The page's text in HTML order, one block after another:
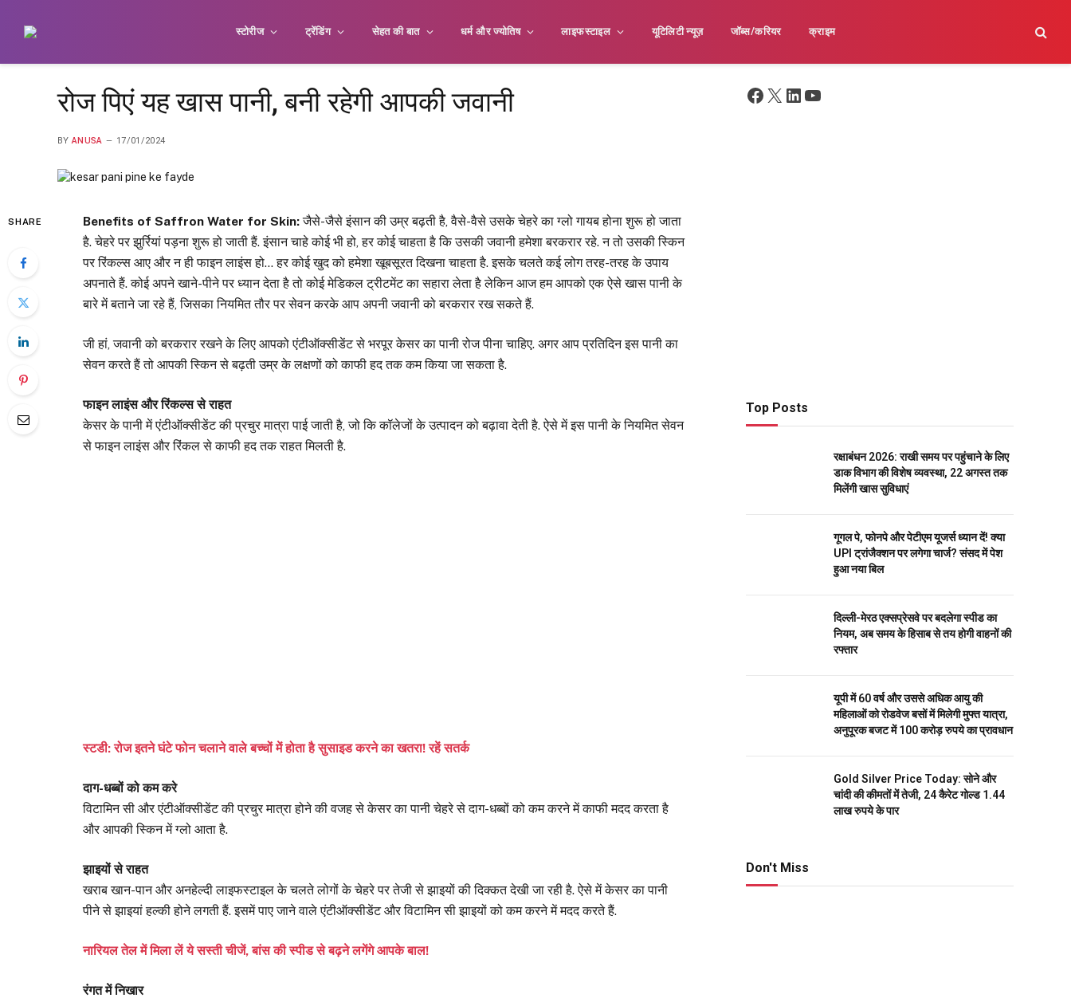
स्टोरीज ट्रेंडिंग सेहत की बात धर्म और ज्योतिष लाइफस्टाइल यूटिलिटी न्यूज़ जॉब्स/करियर क्राइम
रोज पिएं यह खास पानी, बनी रहेगी आपकी जवानी
BY ANUSA 17/01/2024
SHARE Benefits of Saffron Water for Skin:जैसे-जैसे इंसान की उम्र बढ़ती है, वैसे-वैसे उसके चेहरे का ग्लो गायब होना शुरू हो जाता
है. चेहरे पर झुर्रियां पड़ना शुरू हो जाती हैं. इंसान चाहे कोई भी हो, हर कोई चाहता है कि उसकी जवानी हमेशा बरकरार रहे. न तो उसकी स्किन
पर रिंकल्स आए और न ही फाइन लाइंस हो… हर कोई खुद को हमेशा खूबसूरत दिखना चाहता है. इसके चलते कई लोग तरह-तरह के उपाय
अपनाते हैं. कोई अपने खाने-पीने पर ध्यान देता है तो कोई मेडिकल ट्रीटमेंट का सहारा लेता है लेकिन आज हम आपको एक ऐसे खास पानी के
बारे में बताने जा रहे हैं, जिसका नियमित तौर पर सेवन करके आप अपनी जवानी को बरकरार रख सकते हैं.
जी हां, जवानी को बरकरार रखने के लिए आपको एंटीऑक्सीडेंट से भरपूर केसर का पानी रोज पीना चाहिए. अगर आप प्रतिदिन इस पानी का
सेवन करते हैं तो आपकी स्किन से बढ़ती उम्र के लक्षणों को काफी हद तक कम किया जा सकता है.
फाइन लाइंस और रिंकल्स से राहत
केसर के पानी में एंटीऑक्सीडेंट की प्रचुर मात्रा पाई जाती है, जो कि कॉलेजों के उत्पादन को बढ़ावा देती है. ऐसे में इस पानी के नियमित सेवन
से फाइन लाइंस और रिंकल से काफी हद तक राहत मिलती है.
स्टडी: रोज इतने घंटे फोन चलाने वाले बच्चों में होता है सुसाइड करने का खतरा! रहें सतर्क
दाग-धब्बों को कम करे
विटामिन सी और एंटीऑक्सीडेंट की प्रचुर मात्रा होने की वजह से केसर का पानी चेहरे से दाग-धब्बों को कम करने में काफी मदद करता है
और आपकी स्किन में ग्लो आता है.
झाइयों से राहत
खराब खान-पान और अनहेल्दी लाइफस्टाइल के चलते लोगों के चेहरे पर तेजी से झाइयों की दिक्कत देखी जा रही है. ऐसे में केसर का पानी
पीने से झाइयां हल्की होने लगती हैं. इसमें पाए जाने वाले एंटीऑक्सीडेंट और विटामिन सी झाइयों को कम करने में मदद करते हैं.
नारियल तेल में मिला लें ये सस्ती चीजें, बांस की स्पीड से बढ़ने लगेंगे आपके बाल!
रंगत में निखार
Facebook
X LinkedIn
YouTube
Top Posts
रक्षाबंधन 2026: राखी समय पर पहुंचाने के लिए
डाक विभाग की विशेष व्यवस्था, 22 अगस्त तक
मिलेंगी खास सुविधाएं
गूगल पे, फोनपे और पेटीएम यूजर्स ध्यान दें! क्या
UPI ट्रांजैक्शन पर लगेगा चार्ज? संसद में पेश
हुआ नया बिल
दिल्ली-मेरठ एक्सप्रेसवे पर बदलेगा स्पीड का
नियम, अब समय के हिसाब से तय होगी वाहनों की
रफ्तार
यूपी में 60 वर्ष और उससे अधिक आयु की
महिलाओं को रोडवेज बसों में मिलेगी मुफ्त यात्रा,
अनुपूरक बजट में 100 करोड़ रुपये का प्रावधान
Gold Silver Price Today: सोने और
चांदी की कीमतों में तेजी, 24 कैरेट गोल्ड 1.44
लाख रुपये के पार
Don't Miss